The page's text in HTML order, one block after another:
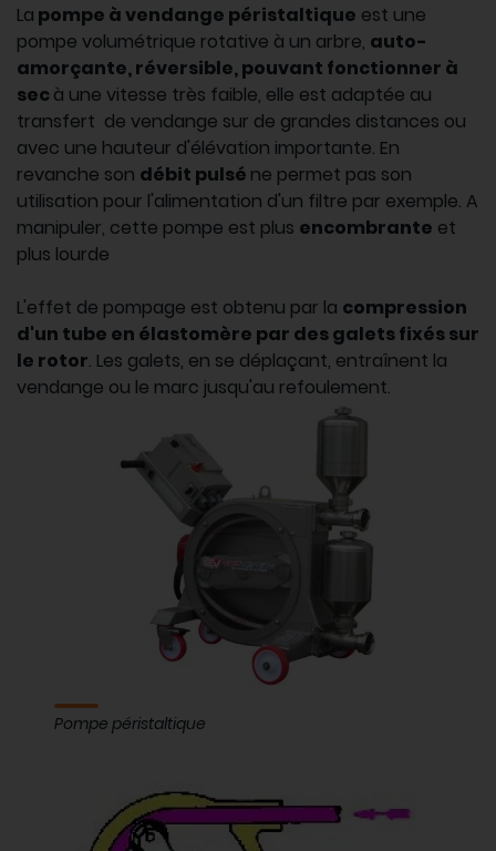
La pompe à vendange péristaltique est une
pompe volumétrique rotative à un arbre, auto-
amorçante, réversible, pouvant fonctionner à
secà une vitesse très faible, elle est adaptée au
transfert de vendange sur de grandes distances ou
avec une hauteur d'élévation importante. En
revanche son débit pulsé ne permet pas son
utilisation pour l'alimentation d'un filtre par exemple. A
manipuler, cette pompe est plus encombrante et
plus lourde
L'effet de pompage est obtenu par la compression
d'un tube en élastomère par des galets fixés sur
le rotor. Les galets, en se déplaçant, entraînent la
vendange ou le marc jusqu'au refoulement.
Pompe péristaltique